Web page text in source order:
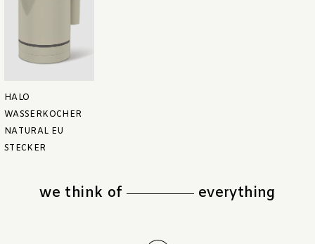
HALO
WASSERKOCHER
NATURAL EU
STECKER
we think of everything